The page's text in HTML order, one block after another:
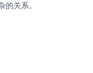
关系。